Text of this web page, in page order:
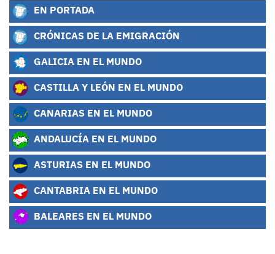
EN PORTADA
CRÓNICAS DE LA EMIGRACIÓN
GALICIA EN EL MUNDO
CASTILLA Y LEÓN EN EL MUNDO
CANARIAS EN EL MUNDO
ANDALUCÍA EN EL MUNDO
ASTURIAS EN EL MUNDO
CANTABRIA EN EL MUNDO
BALEARES EN EL MUNDO